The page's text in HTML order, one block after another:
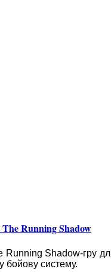
Running Shadow
Running Shadow-гру
бойову систему.